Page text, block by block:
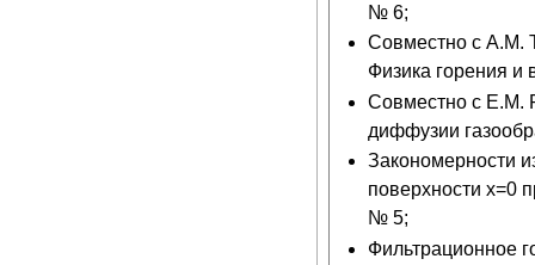
№ 6;
Совместно с А.М.
Физика горения
Совместно с Е.М.
диффузии
Закономерности
поверхности x=0
№ 5;
Фильтрационное